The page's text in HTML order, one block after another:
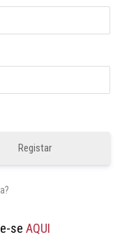
Registar
se AQUI